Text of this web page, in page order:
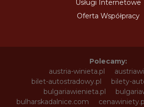
Usługi Internetowe
Oferta Współpracy
Polecamy:
austria-winieta.pl
bilet-autostradowy.pl
bilety-
bulgariawienieta.pl
bulharskadalnice.com